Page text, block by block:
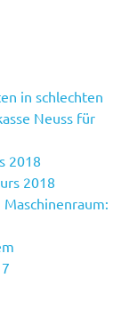
in schlechten
Neuss für
2018
2018